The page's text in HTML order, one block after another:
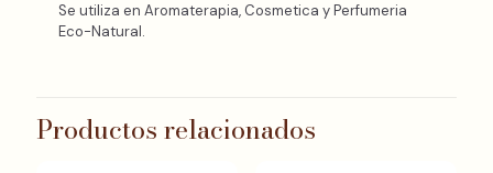
Se utiliza en Aromaterapia, Cosmetica y Perfumeria
Eco-Natural.
Productos relacionados